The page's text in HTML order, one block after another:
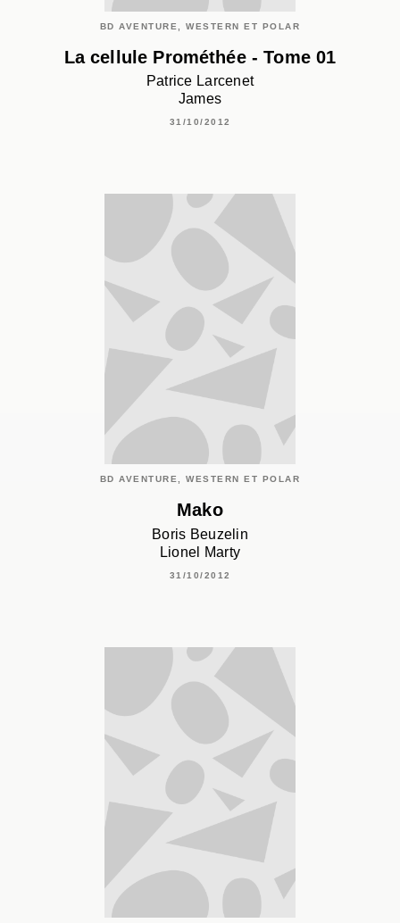
BD AVENTURE, WESTERN ET POLAR
La cellule Prométhée - Tome 01
Patrice Larcenet
James
31/10/2012
BD AVENTURE, WESTERN ET POLAR
Mako
Boris Beuzelin
Lionel Marty
31/10/2012